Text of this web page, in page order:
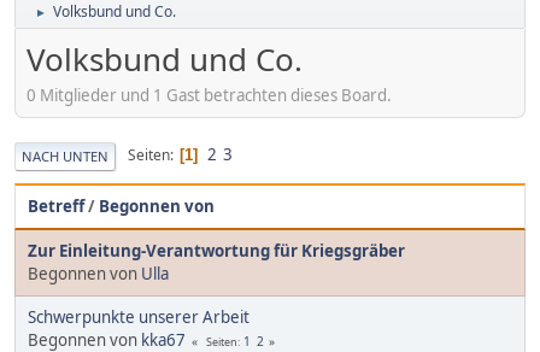
► Volksbund und Co.
Volksbund und Co.
0 Mitglieder und 1 Gast betrachten dieses Board.
NACH UNTEN Seiten 1 2 3
Betreff/ Begonnen von
Zur Einleitung-Verantwortung für Kriegsgräber
Begonnen von Ulla
Schwerpunkte unserer Arbeit
Begonnen von kka67 Seiten 1 2